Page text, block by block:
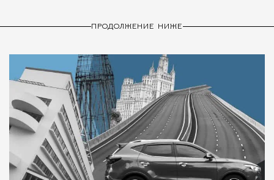
ПРОДОЛЖЕНИЕ НИЖЕ